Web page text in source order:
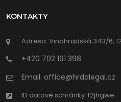
KONTAKTY
Adresa: Vinohradská 343/6,
+420 702 191 398
Email: office@hrdalegal.cz
ID datové schránky: f2jhgwe